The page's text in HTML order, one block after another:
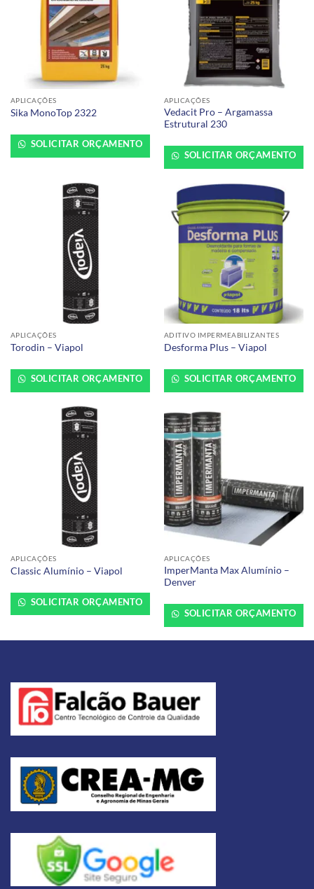
APLICAÇÕES
Sika MonoTop 2322
SOLICITAR ORÇAMENTO
APLICAÇÕES
Vedacit Pro – Argamassa
Estrutural 230
SOLICITAR ORÇAMENTO
APLICAÇÕES
Torodin – Viapol
SOLICITAR ORÇAMENTO
ADITIVO IMPERMEABILIZANTES
Desforma Plus – Viapol
SOLICITAR ORÇAMENTO
APLICAÇÕES
Classic Alumínio – Viapol
SOLICITAR ORÇAMENTO
APLICAÇÕES
ImperManta Max Alumínio –
Denver
SOLICITAR ORÇAMENTO